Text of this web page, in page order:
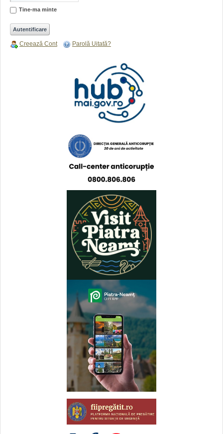
Tine-ma minte
Creează Cont Parolă Uitată?